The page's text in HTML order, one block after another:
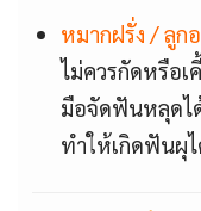
หมากฝรั่ง / ลูก
ไม่ควรกัดหรือเ
มือจัดฟันหลุดไ
ทำให้เกิดฟันผุ